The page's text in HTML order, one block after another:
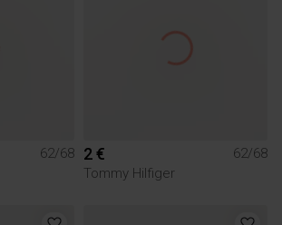
62/68
2 €
62/68
Tommy Hilfiger